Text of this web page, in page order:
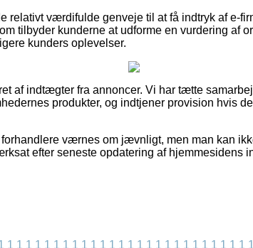
relativt værdifulde genveje til at få indtryk af e-
tilbyder kunderne at udforme en vurdering af
kunders oplevelser.
af indtægter fra annoncer. Vi har tætte
produkter, og indtjener provision hvis
værnes om jævnligt, men man kan
efter seneste opdatering af hjemmesidens
1 1 1 1 1 1 1 1 1 1 1 1 1 1 1 1 1 1 1 1 1 1 1 1 1 1 1